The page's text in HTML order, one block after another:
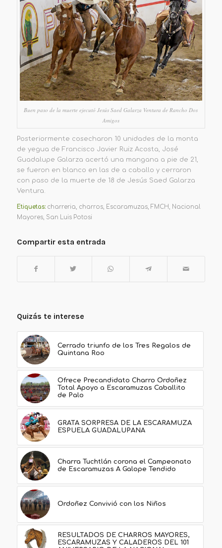
Buen paso de la muerte ejecutó Jesús Saed Galarza Ventura de Rancho Dos
Amigos
Posteriormente cosecharon 10 unidades de la monta
de yegua de Francisco Javier Ruiz Acosta, José
Guadalupe Galarza acertó una mangana a pie de 21,
se fueron en blanco en las de a caballo y cerraron
con paso de la muerte de 18 de Jesús Saed Galarza
Ventura.
Etiquetas: charreria, charros, Escaramuzas, FMCH, Nacional
Mayores, San Luis Potosi
Compartir esta entrada
Quizás te interese
Cerrado triunfo de los Tres Regalos de
Quintana Roo
Ofrece Precandidato Charro Ordoñez
Total Apoyo a Escaramuzas Caballito
de Palo
GRATA SORPRESA DE LA ESCARAMUZA
ESPUELA GUADALUPANA
Charra Tuchtlán corona el Campeonato
de Escaramuzas A Galope Tendido
Ordoñez Convivió con los Niños
RESULTADOS DE CHARROS MAYORES,
ESCARAMUZAS Y CALADEROS DEL 101